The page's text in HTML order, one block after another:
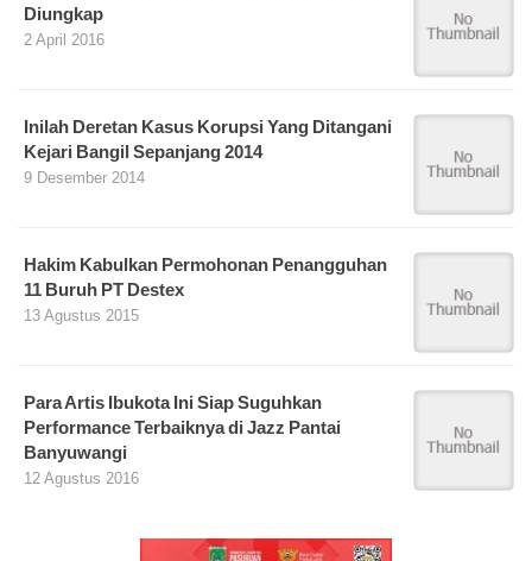
Diungkap
2 April 2016
Inilah Deretan Kasus Korupsi Yang Ditangani
Kejari Bangil Sepanjang 2014
9 Desember 2014
Hakim Kabulkan Permohonan Penangguhan
11 Buruh PT Destex
13 Agustus 2015
Para Artis Ibukota Ini Siap Suguhkan
Performance Terbaiknya di Jazz Pantai
Banyuwangi
12 Agustus 2016